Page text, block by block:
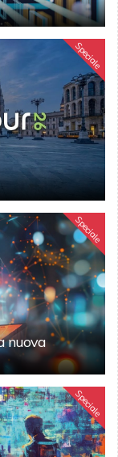
Speciale
Speciale
nuova
Speciale